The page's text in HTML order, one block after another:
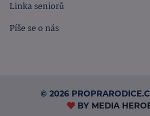
Linka seniorů
Píše se o nás
© 2026
BY MEDIA